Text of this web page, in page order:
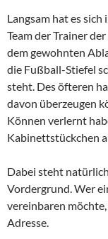
Langsam hat es
Team der Trainer
dem gewohnten
die Fußball-Stiefel
steht. Des öfteren
davon überzeugen
Können verlernt
Kabinettstückchen
Dabei steht
Vordergrund. Wer
vereinbaren
Adresse.